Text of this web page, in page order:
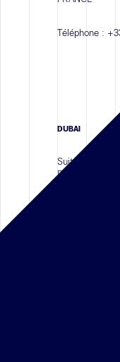
Téléphone :
DUBAI
Suite 208, 2nd
Bay Square,